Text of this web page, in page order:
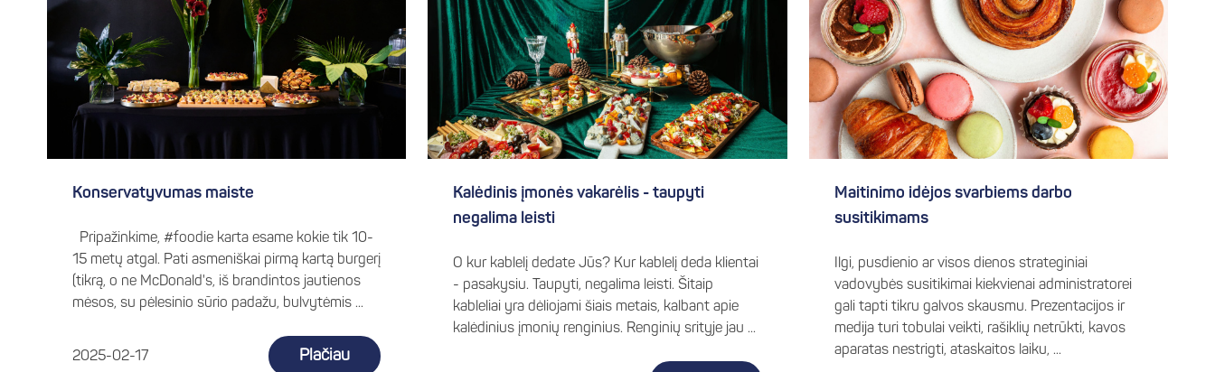
Konservatyvumas maiste
Pripažinkime, #foodie karta esame kokie tik 10-
15 metų atgal. Pati asmeniškai pirmą kartą burgerį
(tikrą, o ne McDonald's, iš brandintos jautienos
mėsos, su pėlesinio sūrio padažu, bulvytėmis ...
2025-02-17 Plačiau
Kalėdinis įmonės vakarėlis - taupyti
negalima leisti
O kur kablelį dedate Jūs? Kur kablelį deda klientai
- pasakysiu. Taupyti, negalima leisti. Šitaip
kableliai yra dėliojami šiais metais, kalbant apie
kalėdinius įmonių renginius. Renginių srityje jau ...
Maitinimo idėjos svarbiems darbo
susitikimams
Ilgi, pusdienio ar visos dienos strateginiai
vadovybės susitikimai kiekvienai administratorei
gali tapti tikru galvos skausmu. Prezentacijos ir
medija turi tobulai veikti, rašiklių netrūkti, kavos
aparatas nestrigti, ataskaitos laiku, ...